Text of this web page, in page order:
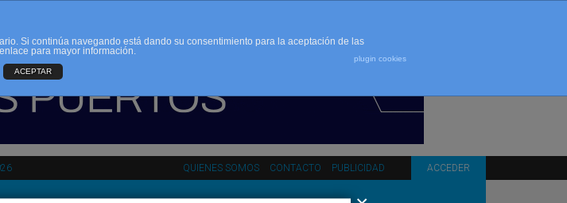
QUIENES SOMOS CONTACTO PUBLICIDAD ACCEDER
Si continúa navegando está dando su consentimiento para la aceptación de las
para mayor información.
plugin cookies
ACEPTAR